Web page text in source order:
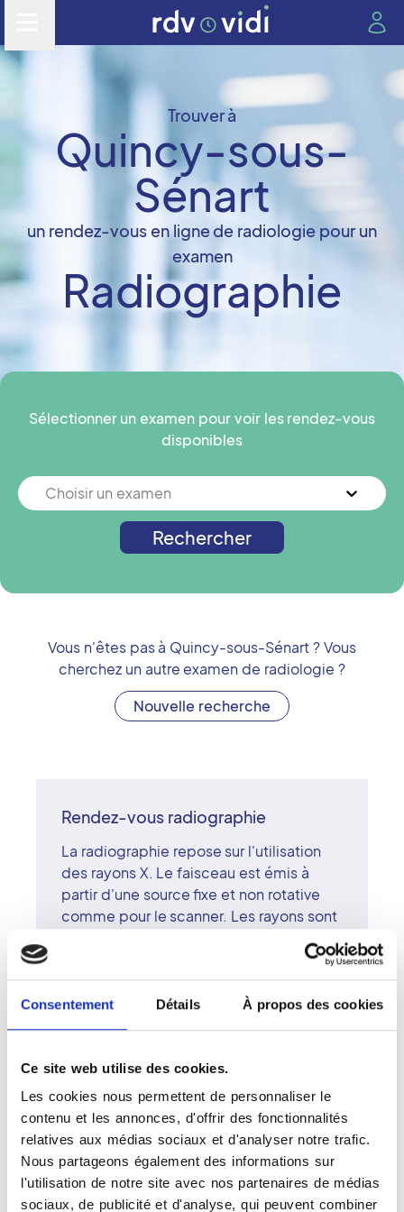
Consentement Détails À propos des cookies
Ce site web utilise des cookies.
Les cookies nous permettent de personnaliser le
contenu et les annonces, d'offrir des fonctionnalités
relatives aux médias sociaux et d'analyser notre trafic.
Nous partageons également des informations sur
l'utilisation de notre site avec nos partenaires de médias
sociaux, de publicité et d'analyse, qui peuvent combiner
Trouver à
Quincy-sous-
Sénart
un rendez-vous en ligne de radiologie pour un
examen
Radiographie
Sélectionner un examen pour voir les rendez-vous
disponibles
Choisir un examen
Rechercher
Vous n'êtes pas à Quincy-sous-Sénart? Vous
cherchez un autre examen de radiologie ?
Nouvelle recherche
Rendez-vous radiographie
La radiographie repose sur l'utilisation
des rayons X. Le faisceau est émis à
partir d'une source fixe et non rotative
comme pour le scanner. Les rayons sont
derniers - avant d'être recueillis sur une
pellicule photosensible placée derrière
selon la densité des tissus traversés. La
radiographie est contre-indiquée chez
les femmes enceintes ou susceptibles
de l'être.